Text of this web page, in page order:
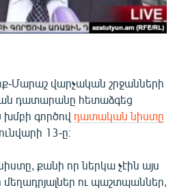
Մարաշ վարչական շրջանների
դատարանը հետաձգեց
խմբի գործով դատական նիստը
13-ը։
քանի որ ներկա չէին այս
ու պաշտպաններ,